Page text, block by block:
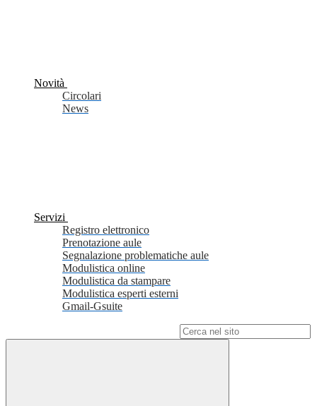
Novità
Circolari
News
Servizi
Registro elettronico
Prenotazione aule
Segnalazione problematiche aule
Modulistica online
Modulistica da stampare
Modulistica esperti esterni
Gmail-Gsuite